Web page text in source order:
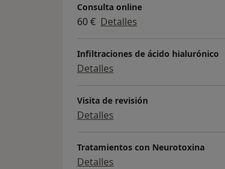
Consulta online
60 € Detalles
Infiltraciones de ácido hialurónico
Detalles
Visita de revisión
Detalles
Tratamientos con Neurotoxina
Detalles